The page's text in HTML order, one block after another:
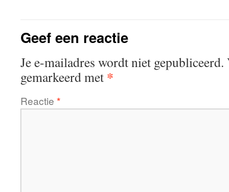
Geef een reactie
Je e-mailadres wordt niet gepubliceerd.
gemarkeerd met *
Reactie *